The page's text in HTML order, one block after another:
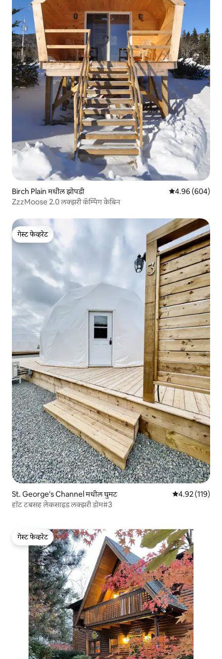
Birch Plain मधील झोपडी 5 पैकी 4.96
4.96 (604)
ZzzMoose 2.0 लक्झरी कॅम्पिंग केबिन
गेस्ट फेव्हरेट
गेस्ट फेव्हरेट
St. George's Channel मधील घुमट 5 पैकी 4.92
4.92 (119)
हॉट टबसह लेकसाइड लक्झरी डोम#3
गेस्ट फेव्हरेट
गेस्ट फेव्हरेट